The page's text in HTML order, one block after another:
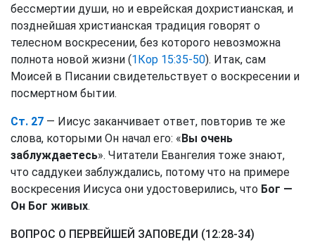
бессмертии души, но и еврейская дохристианская, и
позднейшая христианская традиция говорят о
телесном воскресении, без которого невозможна
полнота новой жизни (1Кор 15:35-50). Итак, сам
Моисей в Писании свидетельствует о воскресении и
посмертном бытии.
Ст. 27 — Иисус заканчивает ответ, повторив те же
слова, которыми Он начал его: « Вы очень
заблуждаетесь». Читатели Евангелия тоже знают,
что саддукеи заблуждались, потому что на примере
воскресения Иисуса они удостоверились, что Бог —
Он Бог живых.
ВОПРОС О ПЕРВЕЙШЕЙ ЗАПОВЕДИ (12:28-34)